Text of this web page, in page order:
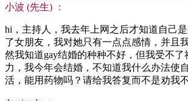
小波 (先生) ：
hi，主持人，我去年上网之后才知道自己
了女朋友，我对她只有一点点感情，并且
然我知道gay结婚的种种不好，但我受不了
力，我今年会结婚，不知道我什么办法使
活，能用药物吗？请给我答复而不是劝我